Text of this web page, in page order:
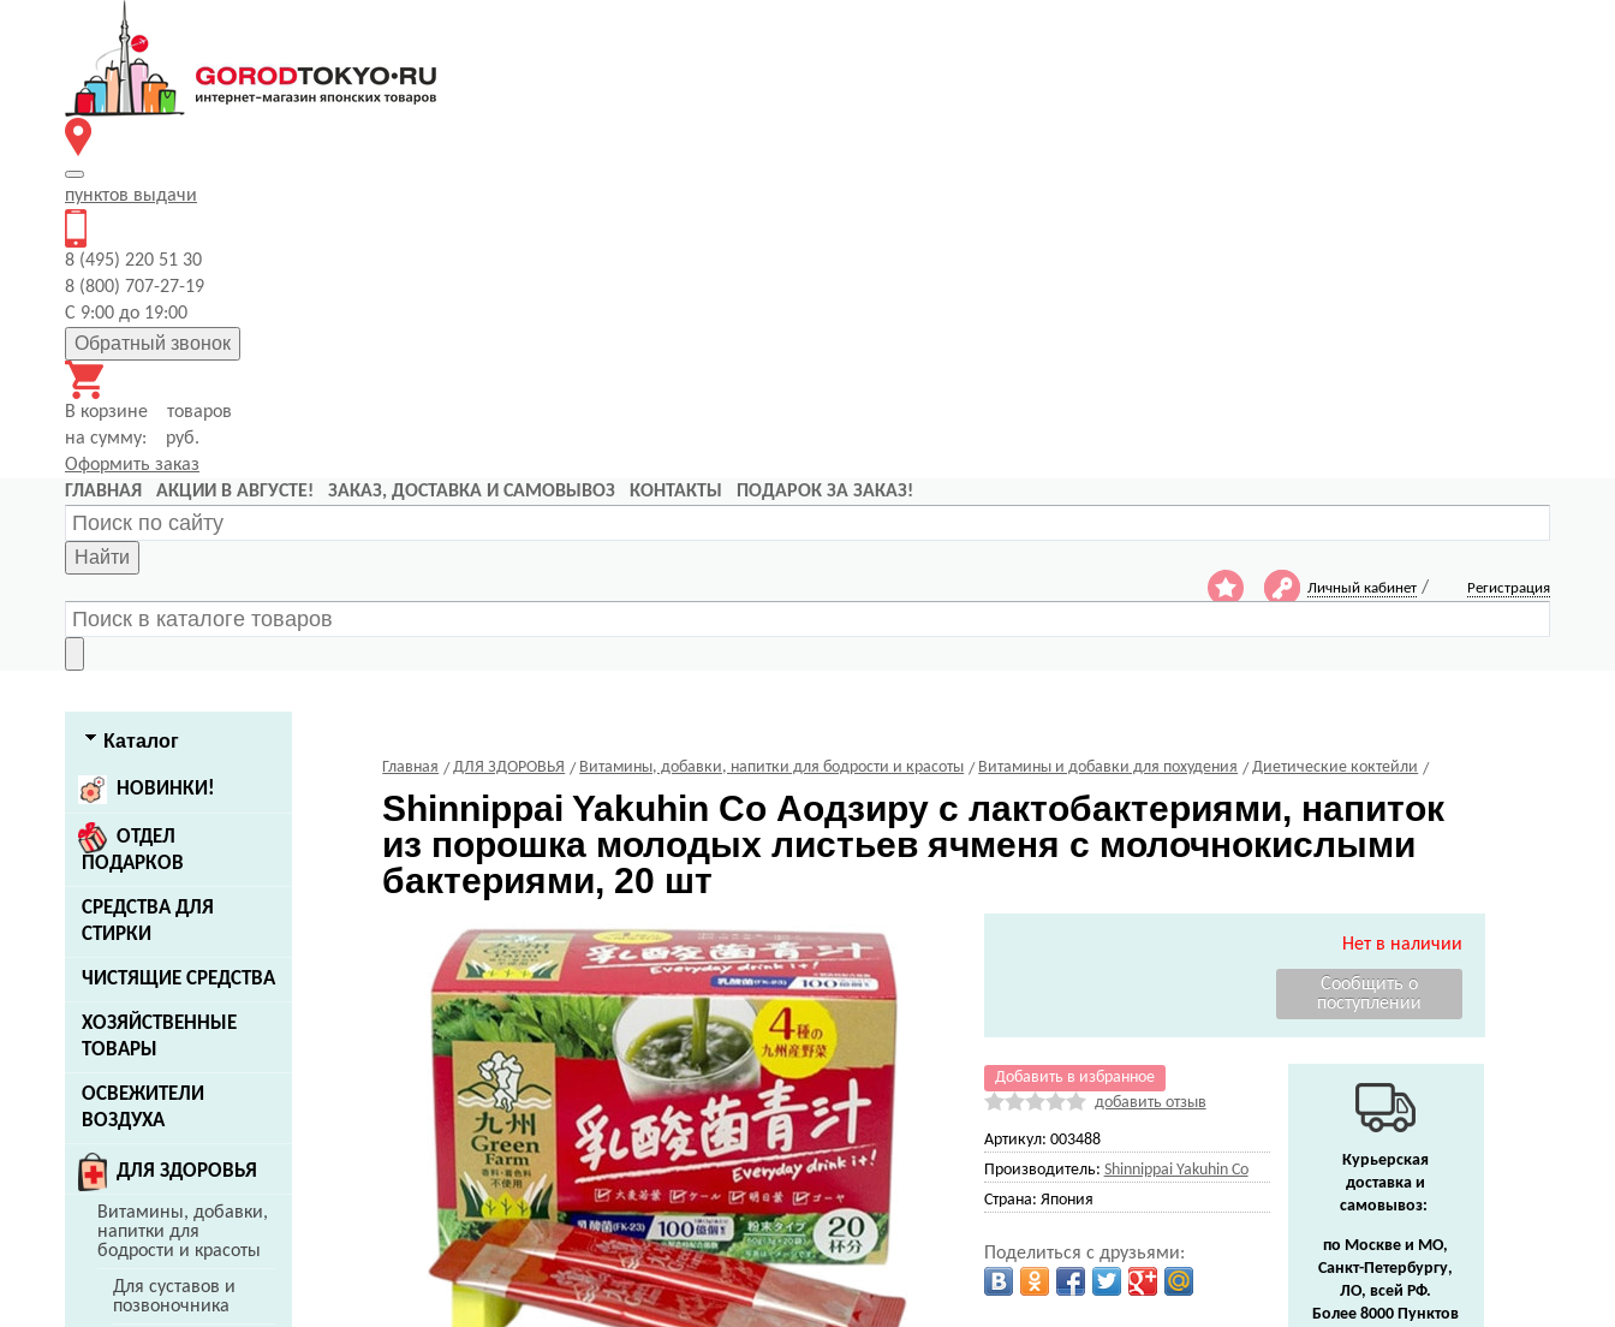
пунктов выдачи
8 (495) 220 51 30
8 (800) 707-27-19
С 9:00 до 19:00
Обратный звонок
В корзине
товаров
на сумму:
руб.
Оформить заказ
ГЛАВНАЯ
АКЦИИ В АВГУСТЕ! ЗАКАЗ, ДОСТАВКА И САМОВЫВОЗ КОНТАКТЫ ПОДАРОК ЗА ЗАКАЗ!
Найти
Личный кабинет / Регистрация
Каталог
НОВИНКИ!
ОТДЕЛ
ПОДАРКОВ
СРЕДСТВА ДЛЯ
СТИРКИ
ЧИСТЯЩИЕ СРЕДСТВА
ХОЗЯЙСТВЕННЫЕ
ТОВАРЫ
ОСВЕЖИТЕЛИ
ВОЗДУХА
ДЛЯ ЗДОРОВЬЯ
Витамины, добавки,
напитки для
бодрости и красоты
Для суставов и
позвоночника
Главная ДЛЯ ЗДОРОВЬЯ Витамины, добавки, напитки для бодрости и красоты Витамины и добавки для похудения Диетические коктейли
Shinnippai Yakuhin Co Аодзиру с лактобактериями, напиток
из порошка молодых листьев ячменя с молочнокислыми
бактериями, 20 шт
Нет в наличии
Добавить в избранное
добавить отзыв
Артикул: 003488
Производитель: Shinnippai Yakuhin Co
Страна: Япония
Поделиться с друзьями:
Курьерская
доставка и
самовывоз:
по Москве и МО,
Санкт-Петербургу,
ЛО, всей РФ.
Более 8000 Пунктов